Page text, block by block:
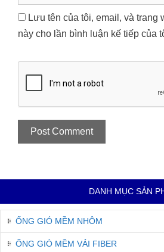
Lưu tên của tôi, email, và trang
này cho lần bình luận kế tiếp của
DANH MỤC SẢN
ỐNG GIÓ MỀM NHÔM
ỐNG GIÓ MỀM VẢI FIBER